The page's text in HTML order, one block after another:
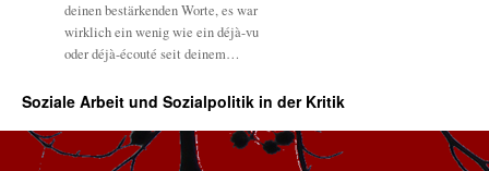
deinen bestärkenden Worte, es war
wirklich ein wenig wie ein déjà-vu
oder déjà-écouté seit deinem…
Soziale Arbeit und Sozialpolitik in der Kritik